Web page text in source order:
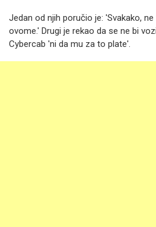
Jedan od njih poručio je: 'Svakako,
ovome.' Drugi je rekao da se ne bi
Cybercab 'ni da mu za to plate'.